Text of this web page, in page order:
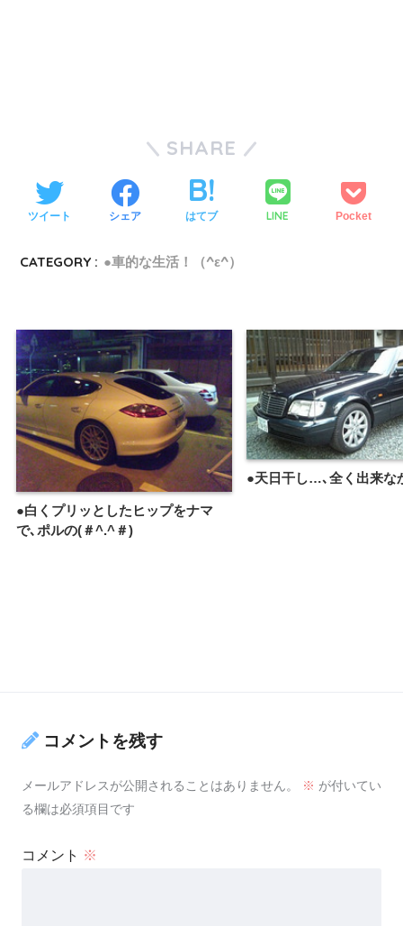
SHARE
ツイート シェア はてブ LINE Pocket
CATEGORY : ●車的な生活！（^ε^）
●白くプリッとしたヒップをナマ
で､ポルの(＃^.^＃)
●天日干し…､全く出来な
コメントを残す
メールアドレスが公開されることはありません。 ※ が付いてい
る欄は必須項目です
コメント ※